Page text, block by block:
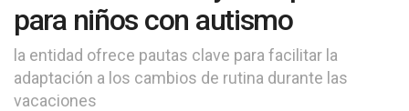
para niños con autismo
la entidad ofrece pautas clave para facilitar la
adaptación a los cambios de rutina durante las
vacaciones